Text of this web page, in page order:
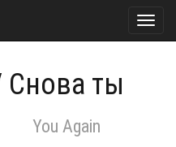
Снова ты
You Again